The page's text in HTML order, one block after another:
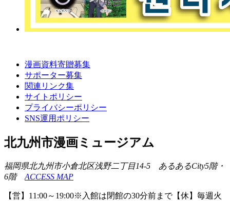
漫画資料寄贈募集
サポーター募集
関連リンク集
サイトポリシー
プライバシーポリシー
SNS運用ポリシー
北九州市漫画ミュージアム
福岡県北九州市小倉北区浅野二丁目14-5 あるあるCity5階・
6階 ACCESS MAP
【営】11:00～19:00※入館は閉館の30分前まで【休】毎週火